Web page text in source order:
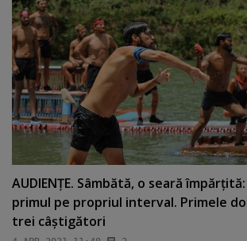
AUDIENŢE. Sâmbătă, o seară
primul pe propriul interval. Primele
trei câştigători